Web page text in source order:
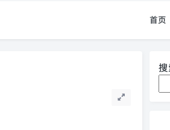
首页